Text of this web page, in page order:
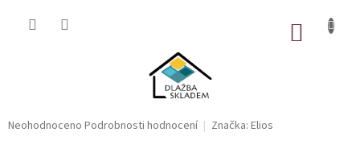
Průměrné
Neohodnoceno Podrobnosti hodnocení Značka: Elios